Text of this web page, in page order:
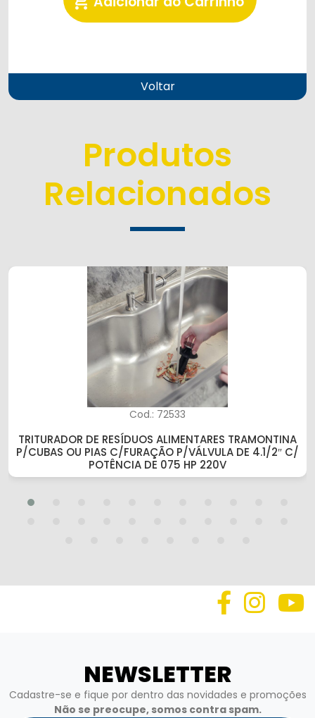
Voltar
Produtos
Relacionados
Cod.: 72533
TRITURADOR DE RESÍDUOS ALIMENTARES TRAMONTINA
P/CUBAS OU PIAS C/FURAÇÃO P/VÁLVULA DE 4.1/2″ C/
POTÊNCIA DE 075 HP 220V
NEWSLETTER
Cadastre-se e fique por dentro das novidades e promoções
Não se preocupe, somos contra spam.